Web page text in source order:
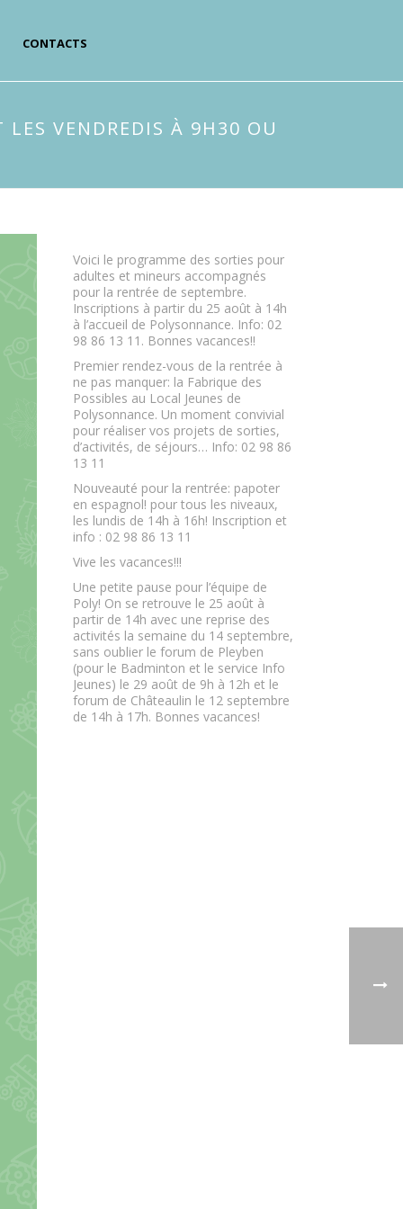
CONTACTS
VENDREDIS À 9H30 OU
Voici le programme des sorties pour
adultes et mineurs accompagnés
pour la rentrée de septembre.
Inscriptions à partir du 25 août à 14h
à l’accueil de Polysonnance. Info: 02
98 86 13 11. Bonnes vacances!!
Premier rendez-vous de la rentrée à
ne pas manquer: la Fabrique des
Possibles au Local Jeunes de
Polysonnance. Un moment convivial
pour réaliser vos projets de sorties,
d’activités, de séjours… Info: 02 98 86
13 11
Nouveauté pour la rentrée: papoter
en espagnol! pour tous les niveaux,
les lundis de 14h à 16h! Inscription et
info : 02 98 86 13 11
Vive les vacances!!!
Une petite pause pour l’équipe de
Poly! On se retrouve le 25 août à
partir de 14h avec une reprise des
activités la semaine du 14 septembre,
sans oublier le forum de Pleyben
(pour le Badminton et le service Info
Jeunes) le 29 août de 9h à 12h et le
forum de Châteaulin le 12 septembre
de 14h à 17h. Bonnes vacances!